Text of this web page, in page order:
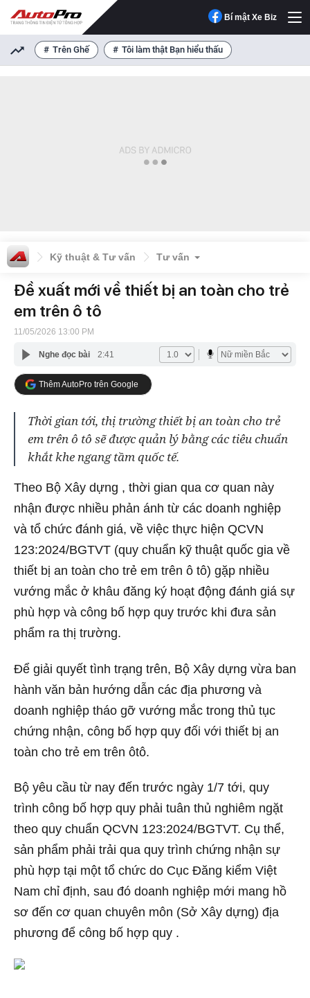
Bí mật Xe Biz
Trên Ghế Tôi làm thật Bạn hiểu thấu
Kỹ thuật & Tư vấn Tư vấn
Đề xuất mới về thiết bị an toàn cho trẻ
em trên ô tô
11/05/2026 13:00 PM
Nghe đọc bài 2:41
Thêm AutoPro trên Google
Thời gian tới, thị trường thiết bị an toàn cho trẻ
em trên ô tô sẽ được quản lý bằng các tiêu chuẩn
khắt khe ngang tầm quốc tế.
Theo Bộ Xây dựng , thời gian qua cơ quan này
nhận được nhiều phản ánh từ các doanh nghiệp
và tổ chức đánh giá, về việc thực hiện QCVN
123:2024/BGTVT (quy chuẩn kỹ thuật quốc gia về
thiết bị an toàn cho trẻ em trên ô tô) gặp nhiều
vướng mắc ở khâu đăng ký hoạt động đánh giá sự
phù hợp và công bố hợp quy trước khi đưa sản
phẩm ra thị trường.
Để giải quyết tình trạng trên, Bộ Xây dựng vừa ban
hành văn bản hướng dẫn các địa phương và
doanh nghiệp tháo gỡ vướng mắc trong thủ tục
chứng nhận, công bố hợp quy đối với thiết bị an
toàn cho trẻ em trên ôtô.
Bộ yêu cầu từ nay đến trước ngày 1/7 tới, quy
trình công bố hợp quy phải tuân thủ nghiêm ngặt
theo quy chuẩn QCVN 123:2024/BGTVT. Cụ thể,
sản phẩm phải trải qua quy trình chứng nhận sự
phù hợp tại một tổ chức do Cục Đăng kiểm Việt
Nam chỉ định, sau đó doanh nghiệp mới mang hồ
sơ đến cơ quan chuyên môn (Sở Xây dựng) địa
phương để công bố hợp quy .